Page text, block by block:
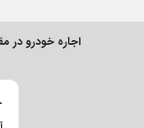
اجاره خودرو در